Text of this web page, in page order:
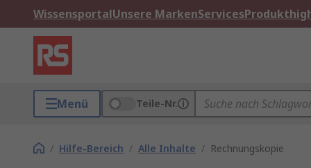
WissensportalUnsere MarkenServices
Menü Teile-Nr.
/ Hilfe-Bereich / Alle Inhalte / Rechnungskopie